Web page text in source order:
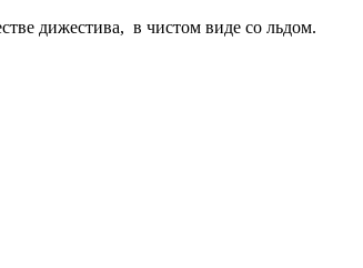
дижестива, в чистом виде со льдом.